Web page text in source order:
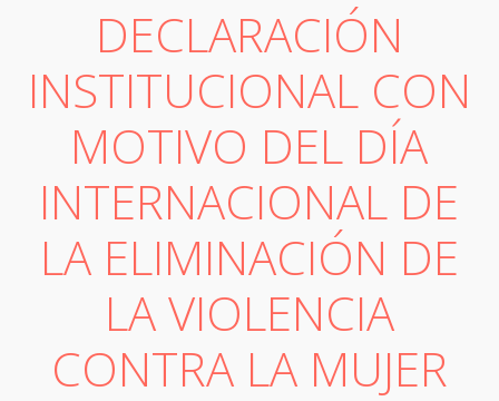
DECLARACIÓN
INSTITUCIONAL CON
MOTIVO DEL DÍA
INTERNACIONAL DE
LA ELIMINACIÓN DE
LA VIOLENCIA
CONTRA LA MUJER